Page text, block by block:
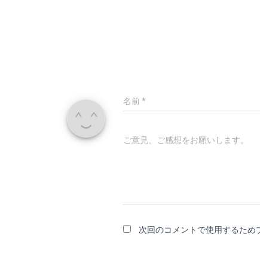
名前*
ご意見、ご感想をお願いします。
次回のコメントで使用するため